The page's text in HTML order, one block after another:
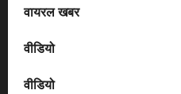
वायरल खबर
वीडियो
वीडियो